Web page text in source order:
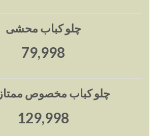
چلو کباب محشی
80,000
چلو کباب مخصوص ممتاز VIP
130,000